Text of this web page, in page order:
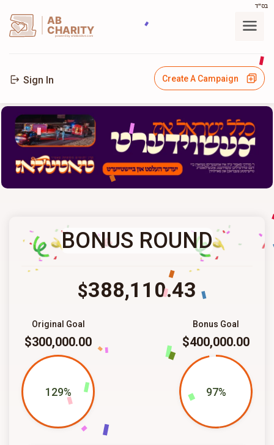
בס"ד
AB
CHARITY
powerd by ahblicklive.com
Sign In Create A Campaign
BONUS ROUND
$388,110.43
Bonus Goal
$400,000.00
97%
Original Goal
$300,000.00
129%